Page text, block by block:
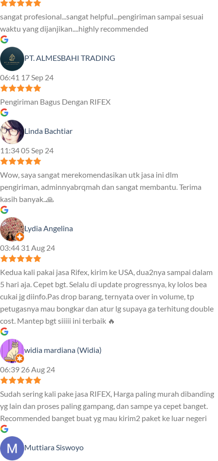
sangat profesional...sangat helpful...pengiriman sampai sesuai
waktu yang dijanjikan....highly recommended
PT. ALMESBAHI TRADING
06:41 17 Sep 24
Pengiriman Bagus Dengan RIFEX
Linda Bachtiar
11:34 05 Sep 24
Wow, saya sangat merekomendasikan utk jasa ini dlm
pengiriman, adminnyabrqmah dan sangat membantu. Terima
kasih banyak..🙏
Lydia Angelina
03:44 31 Aug 24
Kedua kali pakai jasa Rifex, kirim ke USA, dua2nya sampai dalam
5 hari aja. Cepet bgt. Selalu di update progressnya, ky lolos bea
cukai jg diinfo.Pas drop barang, ternyata over in volume, tp
petugasnya mau bongkar dan atur lg supaya ga terhitung double
cost. Mantep bgt siiiii ini terbaik 🔥
widia mardiana (Widia)
06:39 26 Aug 24
Sudah sering kali pake jasa RIFEX, Harga paling murah dibanding
yg lain dan proses paling gampang, dan sampe ya cepet banget.
Recommended banget buat yg mau kirim2 paket ke luar negeri
Muttiara Siswoyo